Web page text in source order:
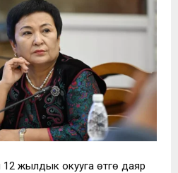
12 жылдык окууга өтүүгө даяр